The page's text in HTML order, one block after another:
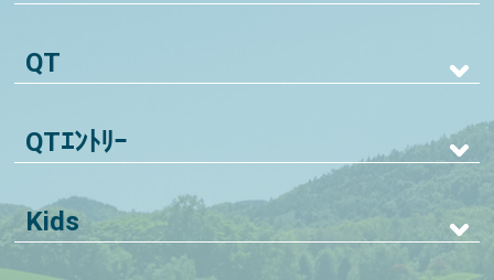
QT
QTｴﾝﾄﾘｰ
Kids